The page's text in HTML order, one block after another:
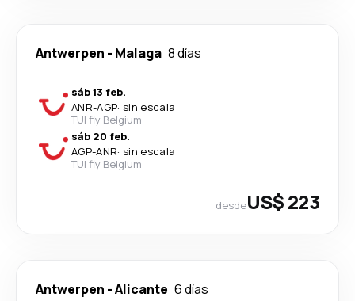
Antwerpen - Malaga 8 días
sáb 13 feb.
ANR-AGP· sin escala
TUI fly Belgium
sáb 20 feb.
AGP-ANR· sin escala
TUI fly Belgium
desdeUS$ 223
Antwerpen -Alicante 6 días